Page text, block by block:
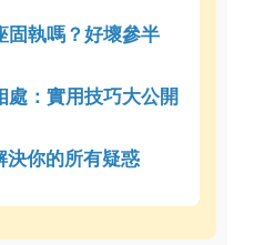
固執嗎？好壞參半
處：實用技巧大公開
決你的所有疑惑